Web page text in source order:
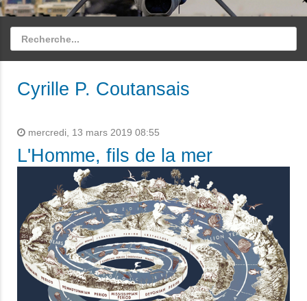
Cyrille P. Coutansais
mercredi, 13 mars 2019 08:55
L'Homme, fils de la mer